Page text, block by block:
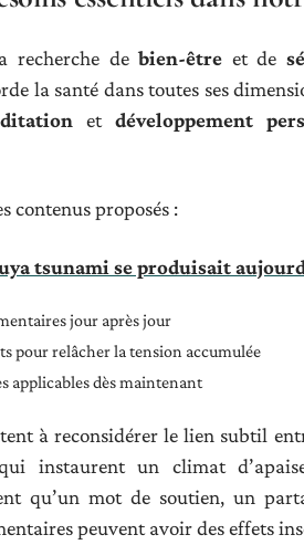
recherche debien-être et de
la santé dans toutes ses
et développement
contenus proposés :
tsunami se produisait
jour après jour
pour relâcher la tension accumulée
applicables dès maintenant
à reconsidérer le lien subtil
instaurent un climat
qu’un mot de soutien, un
peuvent avoir des effets